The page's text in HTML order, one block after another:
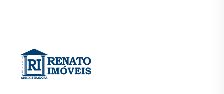
Na RENATO IMÓVEIS você consegue vender ou alugar seu
imóvel muito mais rápido do que em imobiliárias